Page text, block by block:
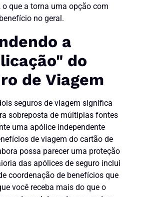
o que a torna uma opção com
no geral.
a
do
de Viagem
seguros de viagem significa
sobreposta de múltiplas fontes
uma apólice independente
de viagem do cartão de
possa parecer uma proteção
das apólices de seguro inclui
coordenação de benefícios que
você receba mais do que o